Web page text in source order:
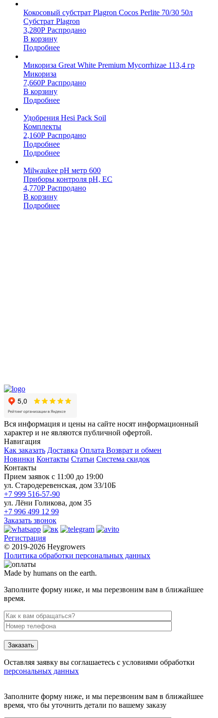
Кокосовый субстрат Plagron Cocos Perlite 70/30 50л
Субстрат Plagron
3,280Р Распродано
В корзину
Подробнее
Микориза Great White Premium Mycorrhizae 113,4 гр
Микориза
7,660Р Распродано
В корзину
Подробнее
Удобрения Hesi Pack Soil
Комплекты
2,160Р Распродано
Подробнее
Подробнее
Milwaukee pH метр 600
Приборы контроля pH, EC
4,770Р Распродано
В корзину
Подробнее
Вся информация и цены на сайте носят информационный
характер и не являются публичной офертой.
Навигация
Как заказать Доставка Оплата Возврат и обмен
Новинки Контакты Статьи Система скидок
Контакты
Прием заявок с 11:00 до 19:00
ул. Стародеревенская, дом 33/10Б
+7 999 516-57-90
ул. Лёни Голикова, дом 35
+7 996 499 12 99
Заказать звонок
Регистрация
© 2019-2026 Heygrowers
Политика обработки персональных данных
Made by humans on the earth.
Заполните форму ниже, и мы перезвоним вам в ближайшее
время.
Заказать
Оставляя заявку вы соглашаетесь с условиями обработки
персональных данных
Заполните форму ниже, и мы перезвоним вам в ближайшее
время, что бы уточнить детали по вашему заказу